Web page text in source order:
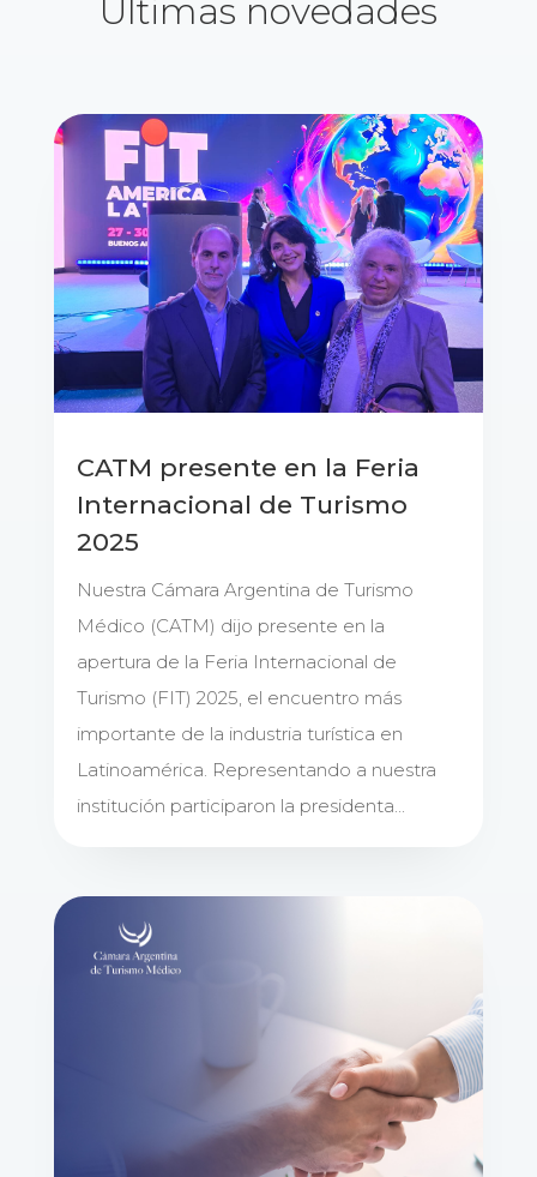
Últimas novedades
CATM presente en la Feria
Internacional de Turismo
2025
Nuestra Cámara Argentina de Turismo
Médico (CATM) dijo presente en la
apertura de la Feria Internacional de
Turismo (FIT) 2025, el encuentro más
importante de la industria turística en
Latinoamérica. Representando a nuestra
institución participaron la presidenta...